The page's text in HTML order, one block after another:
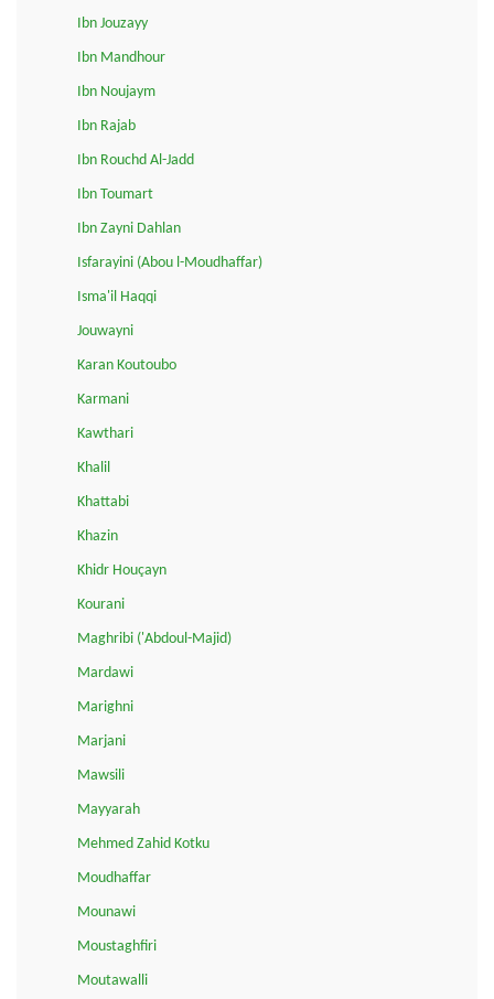
Ibn Jouzayy
Ibn Mandhour
Ibn Noujaym
Ibn Rajab
Ibn Rouchd Al-Jadd
Ibn Toumart
Ibn Zayni Dahlan
Isfarayini (Abou l-Moudhaffar)
Isma'il Haqqi
Jouwayni
Karan Koutoubo
Karmani
Kawthari
Khalil
Khattabi
Khazin
Khidr Houçayn
Kourani
Maghribi ('Abdoul-Majid)
Mardawi
Marighni
Marjani
Mawsili
Mayyarah
Mehmed Zahid Kotku
Moudhaffar
Mounawi
Moustaghfiri
Moutawalli